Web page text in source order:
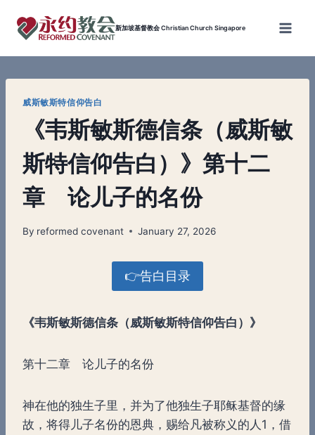
新加坡基督教会 Christian Church Singapore
威斯敏斯特信仰告白
《韦斯敏斯德信条（威斯敏
斯特信仰告白）》第十二
章 论儿子的名份
By reformed covenant January 27, 2026
👉告白目录
《韦斯敏斯德信条（威斯敏斯特信仰告白）》
第十二章 论儿子的名份
神在他的独生子里，并为了他独生子耶稣基督的缘
故，将得儿子名份的恩典，赐给凡被称义的人1，借